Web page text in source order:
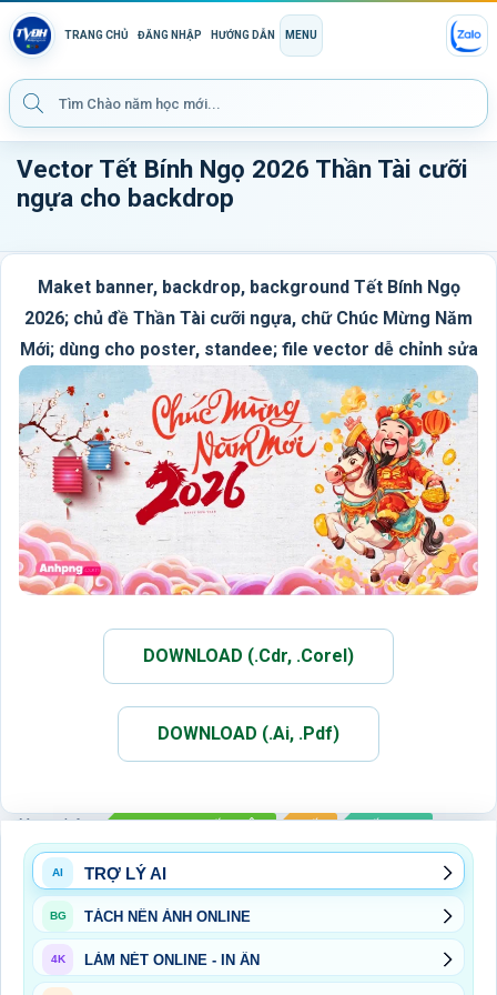
TRANG CHỦ ĐĂNG NHẬP HƯỚNG DẪN MENU
Vector Tết Bính Ngọ 2026 Thần Tài cưỡi
ngựa cho backdrop
Maket banner, backdrop, background Tết Bính Ngọ
2026; chủ đề Thần Tài cưỡi ngựa, chữ Chúc Mừng Năm
Mới; dùng cho poster, standee; file vector dễ chỉnh sửa
DOWNLOAD (.Cdr, .Corel)
DOWNLOAD (.Ai, .Pdf)
Xem thêm:
AI TRỢ LÝ AI
BG TÁCH NỀN ẢNH ONLINE
4K LÀM NÉT ONLINE - IN ẤN